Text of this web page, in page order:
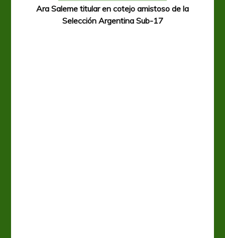
Ara Saleme titular en cotejo amistoso de la
Selección Argentina Sub-17